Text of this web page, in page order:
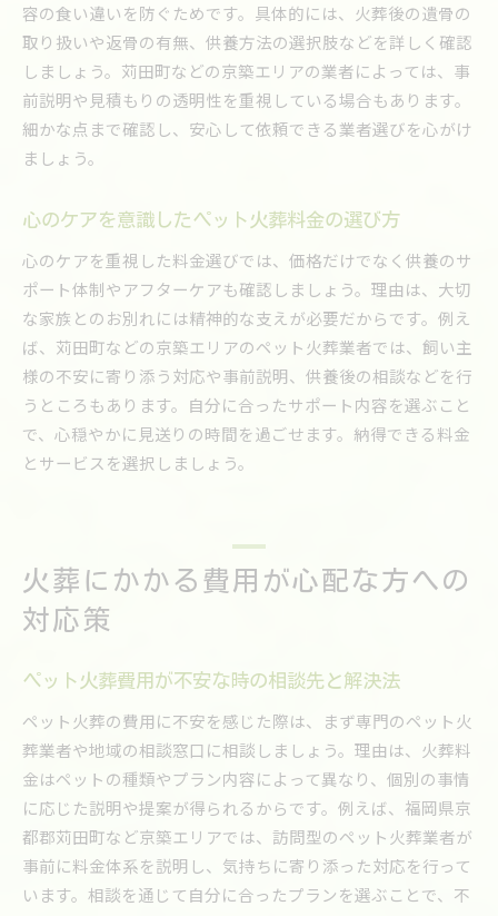
容の食い違いを防ぐためです。具体的には、火葬後の遺骨の
取り扱いや返骨の有無、供養方法の選択肢などを詳しく確認
しましょう。苅田町などの京築エリアの業者によっては、事
前説明や見積もりの透明性を重視している場合もあります。
細かな点まで確認し、安心して依頼できる業者選びを心がけ
ましょう。
心のケアを意識したペット火葬料金の選び方
心のケアを重視した料金選びでは、価格だけでなく供養のサ
ポート体制やアフターケアも確認しましょう。理由は、大切
な家族とのお別れには精神的な支えが必要だからです。例え
ば、苅田町などの京築エリアのペット火葬業者では、飼い主
様の不安に寄り添う対応や事前説明、供養後の相談などを行
うところもあります。自分に合ったサポート内容を選ぶこと
で、心穏やかに見送りの時間を過ごせます。納得できる料金
とサービスを選択しましょう。
火葬にかかる費用が心配な方への
対応策
ペット火葬費用が不安な時の相談先と解決法
ペット火葬の費用に不安を感じた際は、まず専門のペット火
葬業者や地域の相談窓口に相談しましょう。理由は、火葬料
金はペットの種類やプラン内容によって異なり、個別の事情
に応じた説明や提案が得られるからです。例えば、福岡県京
都郡苅田町など京築エリアでは、訪問型のペット火葬業者が
事前に料金体系を説明し、気持ちに寄り添った対応を行って
います。相談を通じて自分に合ったプランを選ぶことで、不